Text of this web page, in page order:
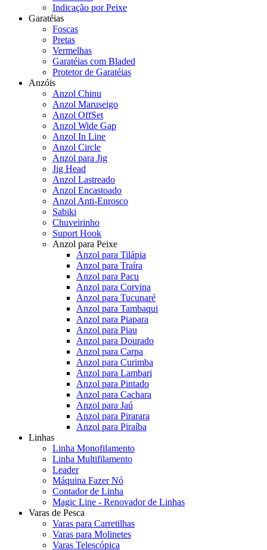
Indicação por Peixe
Garatéias
Foscas
Pretas
Vermelhas
Garatéias com Bladed
Protetor de Garatéias
Anzóis
Anzol Chinu
Anzol Maruseigo
Anzol OffSet
Anzol Wide Gap
Anzol In Line
Anzol Circle
Anzol para Jig
Jig Head
Anzol Lastreado
Anzol Encastoado
Anzol Anti-Enrosco
Sabiki
Chuveirinho
Suport Hook
Anzol para Peixe
Anzol para Tilápia
Anzol para Traíra
Anzol para Pacu
Anzol para Corvina
Anzol para Tucunaré
Anzol para Tambaqui
Anzol para Piapara
Anzol para Piau
Anzol para Dourado
Anzol para Carpa
Anzol para Curimba
Anzol para Lambari
Anzol para Pintado
Anzol para Cachara
Anzol para Jaú
Anzol para Pirarara
Anzol para Piraíba
Linhas
Linha Monofilamento
Linha Multifilamento
Leader
Máquina Fazer Nó
Contador de Linha
Magic Line - Renovador de Linhas
Varas de Pesca
Varas para Carretilhas
Varas para Molinetes
Varas Telescópica